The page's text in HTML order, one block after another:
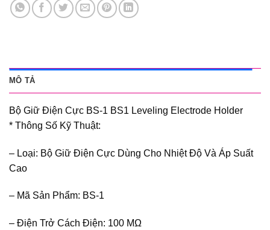
MÔ TẢ
Bộ Giữ Điện Cực BS-1 BS1 Leveling Electrode Holder
* Thông Số Kỹ Thuật:
– Loại: Bộ Giữ Điện Cực Dùng Cho Nhiệt Độ Và Áp Suất
Cao
– Mã Sản Phẩm: BS-1
– Điện Trở Cách Điện: 100 MΩ